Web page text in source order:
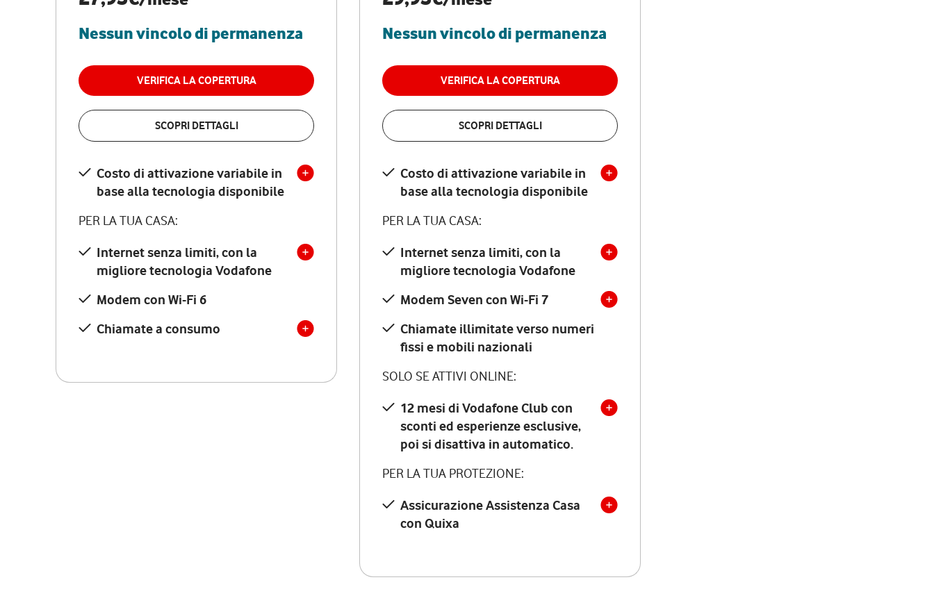
Nessun vincolo di permanenza
VERIFICA LA COPERTURA
SCOPRI DETTAGLI
Costo di attivazione variabile in
base alla tecnologia disponibile
PER LA TUA CASA:
Internet senza limiti, con la
migliore tecnologia Vodafone
Modem con Wi-Fi 6
Chiamate a consumo
Nessun vincolo di permanenza
VERIFICA LA COPERTURA
SCOPRI DETTAGLI
Costo di attivazione variabile in
base alla tecnologia disponibile
PER LA TUA CASA:
Internet senza limiti, con la
migliore tecnologia Vodafone
Modem Seven con Wi-Fi 7
Chiamate illimitate verso numeri
fissi e mobili nazionali
SOLO SE ATTIVI ONLINE:
12 mesi di Vodafone Club con
sconti ed esperienze esclusive,
poi si disattiva in automatico.
PER LA TUA PROTEZIONE:
Assicurazione Assistenza Casa
con Quixa